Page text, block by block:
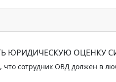
ЮРИДИЧЕСКУЮ ОЦЕНКУ
что сотрудник ОВД должен в